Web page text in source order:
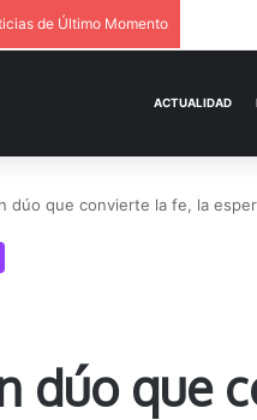
de Último Momento
dúo que convierte la fe, la
dúo que